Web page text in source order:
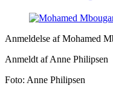
Anmeldelse af Mohamed
Anmeldt af Anne Philipsen
Foto: Anne Philipsen